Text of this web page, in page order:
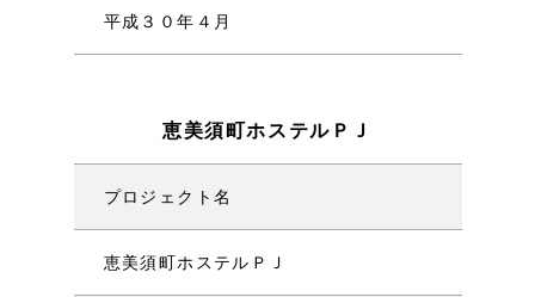
平成３０年４月
恵美須町ホステルＰＪ
プロジェクト名
恵美須町ホステルＰＪ